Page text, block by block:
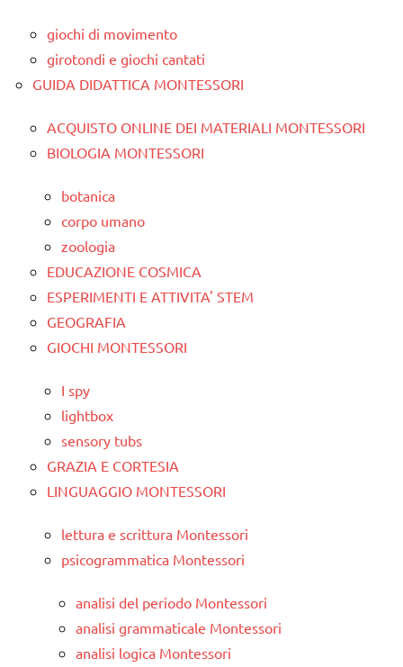
giochi di movimento
girotondi e giochi cantati
GUIDA DIDATTICA MONTESSORI
ACQUISTO ONLINE DEI MATERIALI MONTESSORI
BIOLOGIA MONTESSORI
botanica
corpo umano
zoologia
EDUCAZIONE COSMICA
ESPERIMENTI E ATTIVITA' STEM
GEOGRAFIA
GIOCHI MONTESSORI
I spy
lightbox
sensory tubs
GRAZIA E CORTESIA
LINGUAGGIO MONTESSORI
lettura e scrittura Montessori
psicogrammatica Montessori
analisi del periodo Montessori
analisi grammaticale Montessori
analisi logica Montessori